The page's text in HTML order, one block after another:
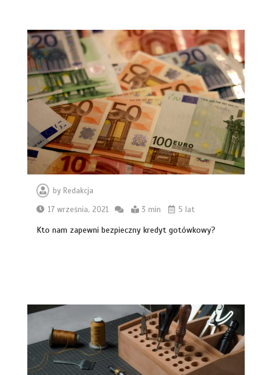
by Redakcja
17 września, 2021
3 min 5 lat
Kto nam zapewni bezpieczny kredyt gotówkowy?